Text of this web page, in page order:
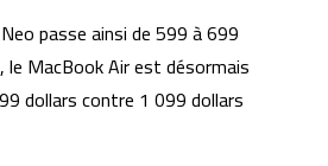
passe ainsi de 599 à 699
MacBook Air est désormais
dollars contre 1 099 dollars